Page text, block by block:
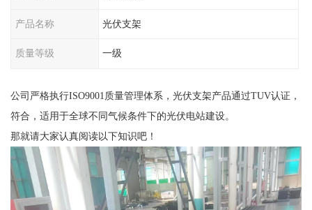
产品名称 光伏支架
质量等级 一级
公司严格执行ISO9001质量管理体系，光伏支架产品通过TUV认证，
符合，适用于全球不同气候条件下的光伏电站建设。
那就请大家认真阅读以下知识吧！